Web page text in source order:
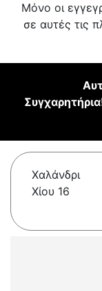
Μόνο οι
σε αυτές τις
Χαλάνδρι
Χίου 16